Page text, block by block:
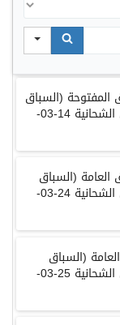
(السباق
المحلي الثامن) ميدان الشحانية 14-03-
العامة (السباق
الشحانية 24-03-
(السباق
25-03-